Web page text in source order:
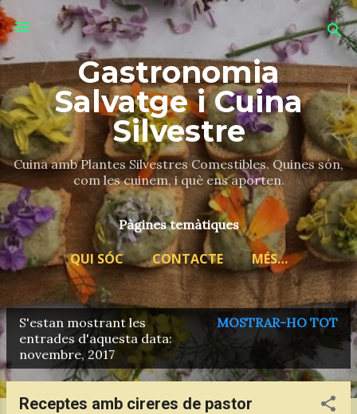
Salta al contingut principal
Gastronomia
Salvatge i Cuina
Silvestre
Cuina amb Plantes Silvestres Comestibles. Quines són,
com les cuinem, i què ens aporten.
Pàgines temàtiques
QUI SÓC CONTACTE MÉS…
n
t
S'estan mostrant les
entrades d'aquesta data:
novembre, 2017
MOSTRAR-HO TOT
Receptes amb cireres de pastor